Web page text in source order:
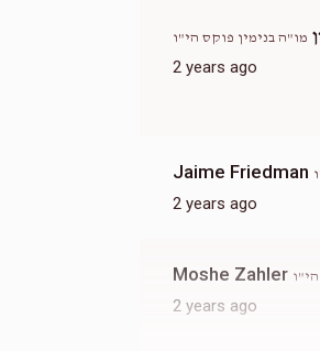
מו"ה בנימין פוקס הי"ו
2 years ago
Jaime Friedman
2 years ago
Moshe Zahler
2 years ago